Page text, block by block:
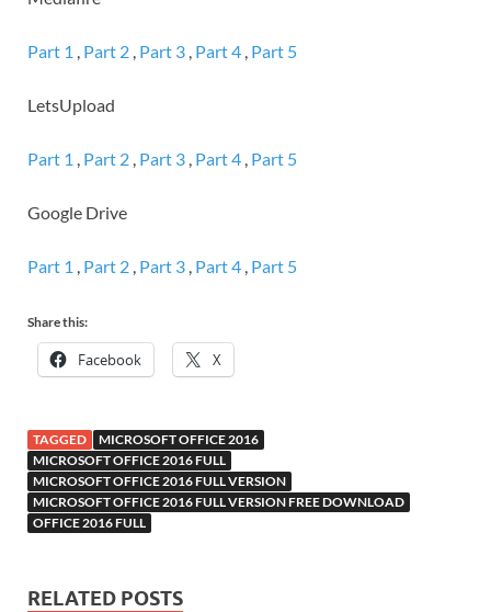
Part 1 , Part 2 , Part 3 , Part 4 , Part 5
LetsUpload
Part 1 , Part 2 , Part 3 , Part 4 , Part 5
Google Drive
Part 1 , Part 2 , Part 3 , Part 4 , Part 5
Share this:
Facebook X
TAGGED
MICROSOFT OFFICE 2016
MICROSOFT OFFICE 2016 FULL
MICROSOFT OFFICE 2016 FULL VERSION
MICROSOFT OFFICE 2016 FULL VERSION FREE DOWNLOAD
OFFICE 2016 FULL
RELATED POSTS